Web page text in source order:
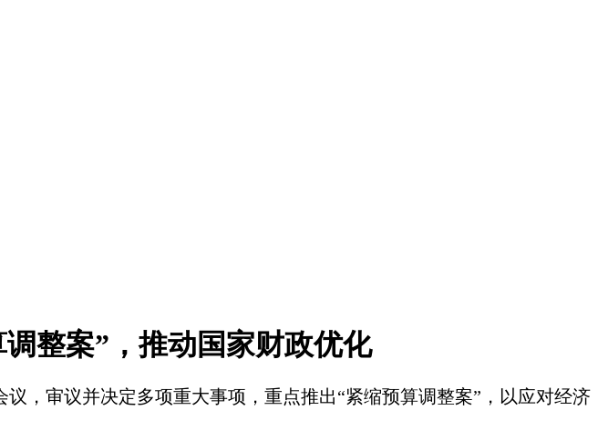
整案”，推动国家财政优化
，审议并决定多项重大事项，重点推出“紧缩预算调整案”，以应对经济